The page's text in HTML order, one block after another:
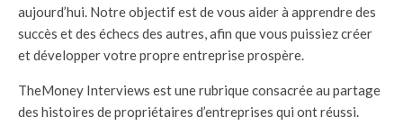
aujourd’hui. Notre objectif est de vous aider à apprendre des
succès et des échecs des autres, afin que vous puissiez créer
et développer votre propre entreprise prospère.
TheMoney Interviews est une rubrique consacrée au partage
des histoires de propriétaires d’entreprises qui ont réussi.